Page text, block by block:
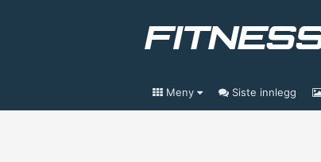
Meny Siste innlegg